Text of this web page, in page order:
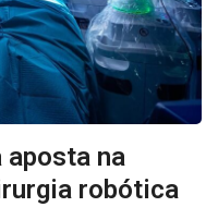
aposta na
robótica